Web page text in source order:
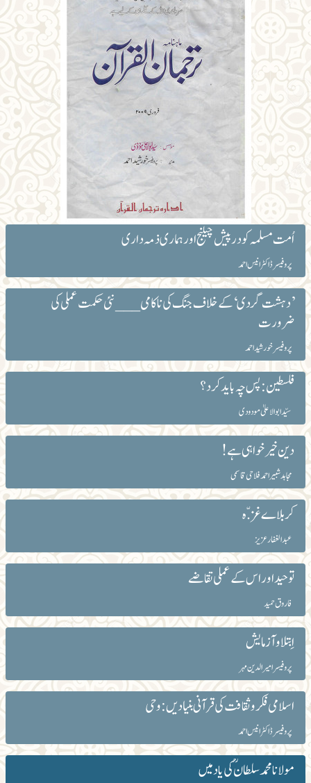
اُمت مسلمہ کو درپیش چیلنج اور ہماری ذمہ داری
پروفیسر ڈاکٹر انیس احمد
’دہشت گردی‘ کے خلاف جنگ کی ناکامی ___نئی حکمت عملی کی
ضرورت
پروفیسر خورشید احمد
فلسطین: پس چہ باید کرد؟
سیّد ابوالاعلیٰ مودودی
دین خیرخواہی ہے!
مجاہد شبیراحمد فلاحی قاسمی
کربلاے غز.ّہ
عبد الغفار عزیز
توحید اور اس کے عملی تقاضے
فاروق حمید
اِبتلا و آزمایش
پروفیسر امیرالدین مہر
اسلامی فکروثقافت کی قرآنی بنیادیں: وحی
پروفیسر ڈاکٹر انیس احمد
مولانا محمد سلطانؒ کی یاد میں